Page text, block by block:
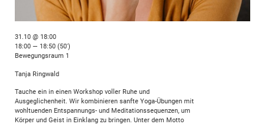
Tauche ein in einen Workshop voller Ruhe und
Ausgeglichenheit. Wir kombinieren sanfte Yoga-Übungen mit
wohltuenden Entspannungs- und Meditationssequenzen, um
Körper und Geist in Einklang zu bringen. Unter dem Motto
31.10 @ 18:00
18:00 — 18:50 (50′)
Bewegungsraum 1
Tanja Ringwald